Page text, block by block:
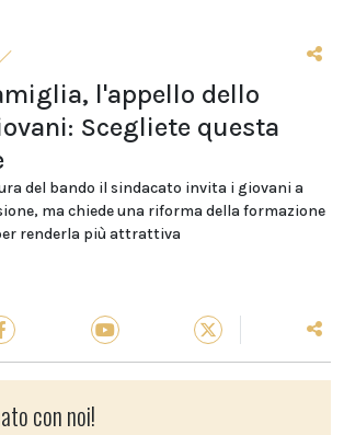
l'appello dello
Scegliete questa
del bando il sindacato invita i giovani a
ma chiede una riforma della formazione
renderla più attrattiva
con noi!